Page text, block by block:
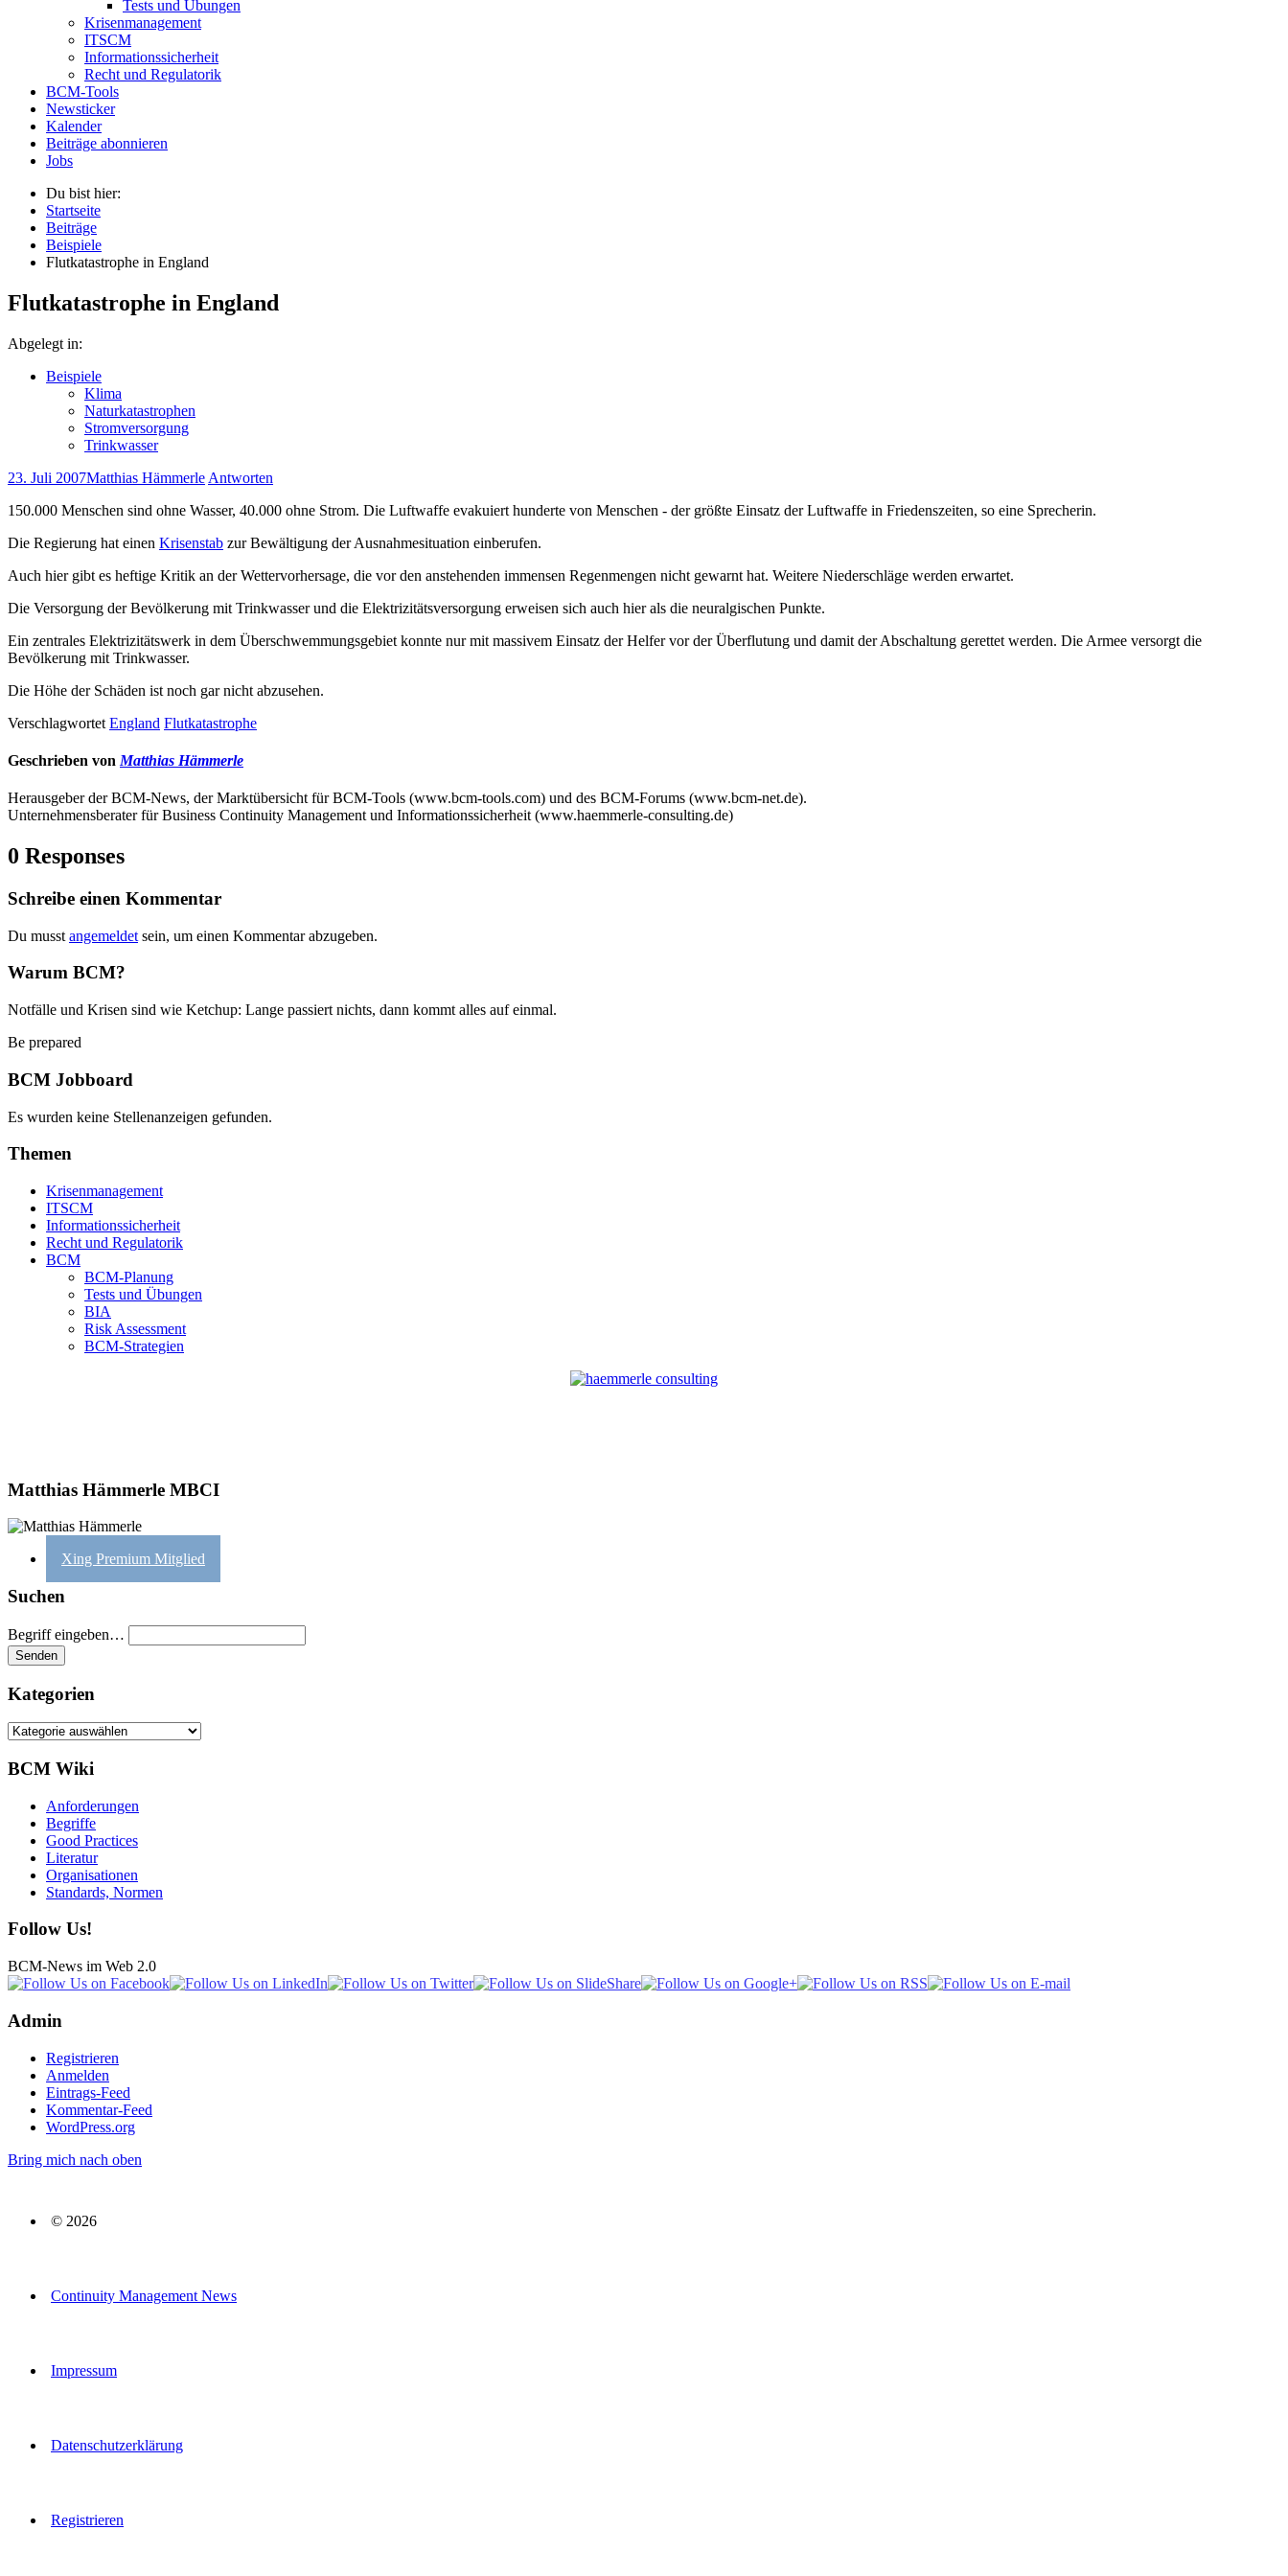
Tests und Übungen
Krisenmanagement
ITSCM
Informationssicherheit
Recht und Regulatorik
BCM-Tools
Newsticker
Kalender
Beiträge abonnieren
Jobs
Du bist hier:
Startseite
Beiträge
Beispiele
Flutkatastrophe in England
Flutkatastrophe in England
Abgelegt in:
Beispiele
Klima
Naturkatastrophen
Stromversorgung
Trinkwasser
23. Juli 2007Matthias Hämmerle Antworten
150.000 Menschen sind ohne Wasser, 40.000 ohne Strom. Die Luftwaffe evakuiert hunderte von Menschen - der größte Einsatz der Luftwaffe in Friedenszeiten, so eine Sprecherin.
Die Regierung hat einen Krisenstab zur Bewältigung der Ausnahmesituation einberufen.
Auch hier gibt es heftige Kritik an der Wettervorhersage, die vor den anstehenden immensen Regenmengen nicht gewarnt hat. Weitere Niederschläge werden erwartet.
Die Versorgung der Bevölkerung mit Trinkwasser und die Elektrizitätsversorgung erweisen sich auch hier als die neuralgischen Punkte.
Ein zentrales Elektrizitätswerk in dem Überschwemmungsgebiet konnte nur mit massivem Einsatz der Helfer vor der Überflutung und damit der Abschaltung gerettet werden. Die Armee versorgt die
Bevölkerung mit Trinkwasser.
Die Höhe der Schäden ist noch gar nicht abzusehen.
Verschlagwortet England Flutkatastrophe
Geschrieben von Matthias Hämmerle
Herausgeber der BCM-News, der Marktübersicht für BCM-Tools (www.bcm-tools.com) und des BCM-Forums (www.bcm-net.de).
Unternehmensberater für Business Continuity Management und Informationssicherheit (www.haemmerle-consulting.de)
0 Responses
Schreibe einen Kommentar
Du musst angemeldet sein, um einen Kommentar abzugeben.
Warum BCM?
Notfälle und Krisen sind wie Ketchup: Lange passiert nichts, dann kommt alles auf einmal.
Be prepared
BCM Jobboard
Es wurden keine Stellenanzeigen gefunden.
Themen
Krisenmanagement
ITSCM
Informationssicherheit
Recht und Regulatorik
BCM
BCM-Planung
Tests und Übungen
BIA
Risk Assessment
BCM-Strategien
Matthias Hämmerle MBCI
Xing Premium Mitglied
Suchen
Begriff eingeben…
Kategorien
Kategorien
BCM Wiki
Anforderungen
Begriffe
Good Practices
Literatur
Organisationen
Standards, Normen
Follow Us!
BCM-News im Web 2.0
Admin
Registrieren
Anmelden
Eintrags-Feed
Kommentar-Feed
WordPress.org
Bring mich nach oben
© 2026
Continuity Management News
Impressum
Datenschutzerklärung
Registrieren